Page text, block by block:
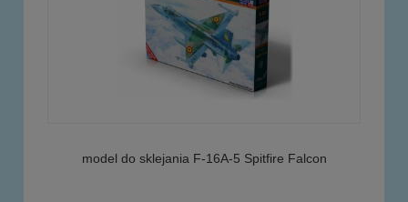
model do sklejania F-16A-5 Spitfire Falcon